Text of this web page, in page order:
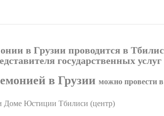
в Грузии проводится в
государственных
в Грузии можно провести
Доме Юстиции Тбилиси (центр)